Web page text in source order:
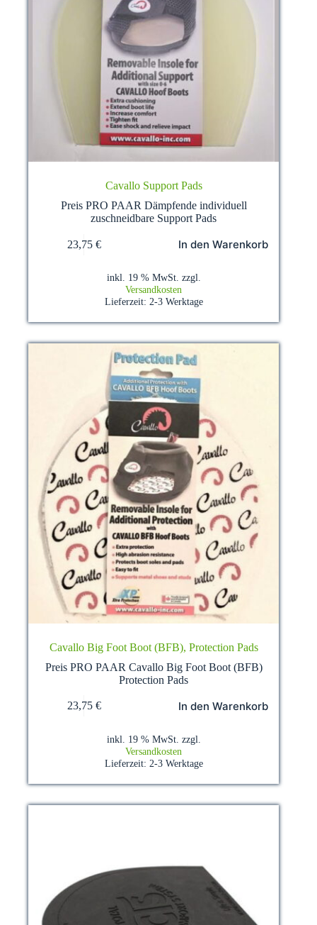
Cavallo Support Pads
Preis PRO PAAR Dämpfende individuell
zuschneidbare Support Pads
23,75 € In den Warenkorb
inkl. 19 % MwSt. zzgl.
Versandkosten
Lieferzeit: 2-3 Werktage
Cavallo Big Foot Boot (BFB), Protection Pads
Preis PRO PAAR Cavallo Big Foot Boot (BFB)
Protection Pads
23,75 € In den Warenkorb
inkl. 19 % MwSt. zzgl.
Versandkosten
Lieferzeit: 2-3 Werktage